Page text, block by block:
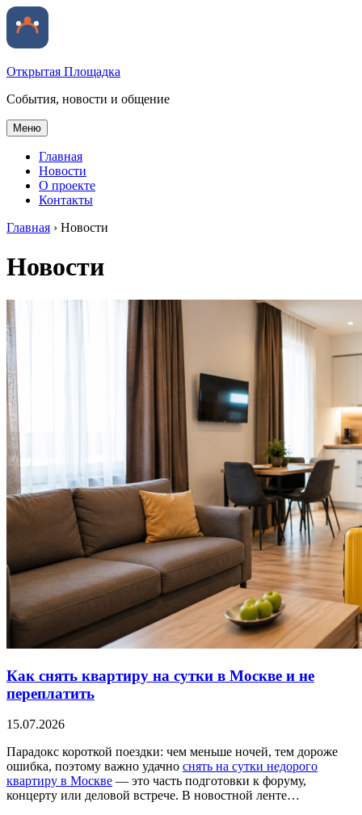
Открытая Площадка
События, новости и общение
Меню
Главная
Новости
О проекте
Контакты
Главная › Новости
Новости
Как снять квартиру на сутки в Москве и не
переплатить
15.07.2026
Парадокс короткой поездки: чем меньше ночей, тем дороже
ошибка, поэтому важно удачно снять на сутки недорого
квартиру в Москве — это часть подготовки к форуму,
концерту или деловой встрече. В новостной ленте…